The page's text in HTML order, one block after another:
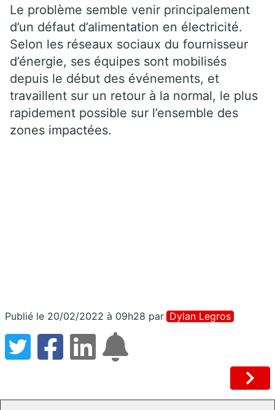
Le problème semble venir principalement
d’un défaut d’alimentation en électricité.
Selon les réseaux sociaux du fournisseur
d’énergie, ses équipes sont mobilisés
depuis le début des événements, et
travaillent sur un retour à la normal, le plus
rapidement possible sur l’ensemble des
zones impactées.
Publié le 20/02/2022 à 09h28 par Dylan Legros